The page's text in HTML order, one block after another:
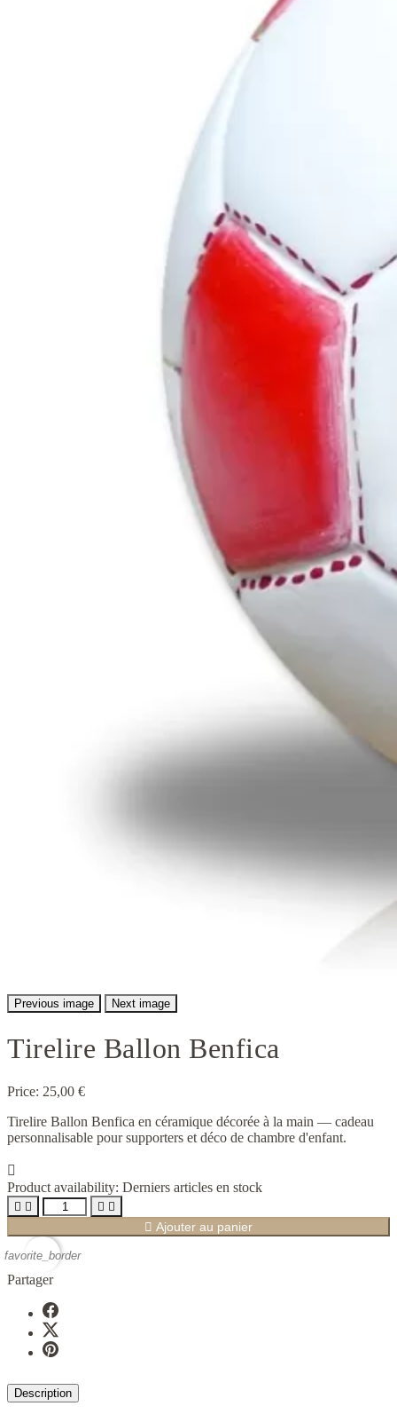
Previous image Next image
Tirelire Ballon Benfica
Price: 25,00 €
Tirelire Ballon Benfica en céramique décorée à la main — cadeau
personnalisable pour supporters et déco de chambre d'enfant.

Product availability: Derniers articles en stock
   
 Ajouter au panier
favorite_border
Partager
Description